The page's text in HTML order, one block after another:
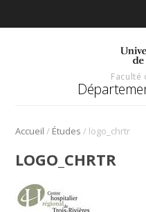
Faculté
Accueil / Études / logo_chrtr
LOGO_CHRTR